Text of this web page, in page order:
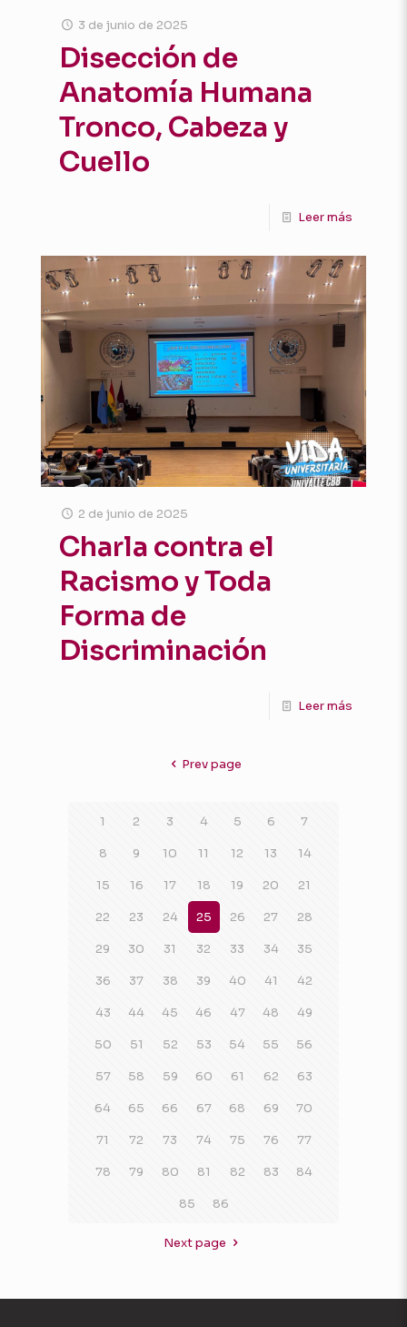
3 de junio de 2025
Disección de
Anatomía Humana
Tronco, Cabeza y
Cuello
Leer más
2 de junio de 2025
Charla contra el
Racismo y Toda
Forma de
Discriminación
Leer más
Prev page
1 2 3 4 5 6 7
8 9 10 11 12 13 14
15 16 17 18 19 20 21
22 23 24 25 26 27 28
29 30 31 32 33 34 35
36 37 38 39 40 41 42
43 44 45 46 47 48 49
50 51 52 53 54 55 56
57 58 59 60 61 62 63
64 65 66 67 68 69 70
71 72 73 74 75 76 77
78 79 80 81 82 83 84
85 86
Next page